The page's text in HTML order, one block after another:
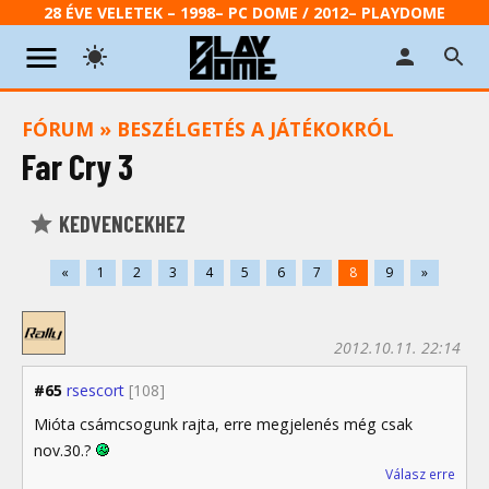
28 ÉVE VELETEK – 1998– PC DOME / 2012– PLAYDOME
FÓRUM » BESZÉLGETÉS A JÁTÉKOKRÓL
Far Cry 3
KEDVENCEKHEZ
« 1 2 3 4 5 6 7 8 9 »
#65 rsescort [108]
2012.10.11. 22:14
Mióta csámcsogunk rajta, erre megjelenés még csak
nov.30.?
Válasz erre